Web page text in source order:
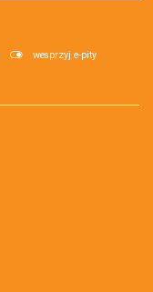
wesprzyj e-pity